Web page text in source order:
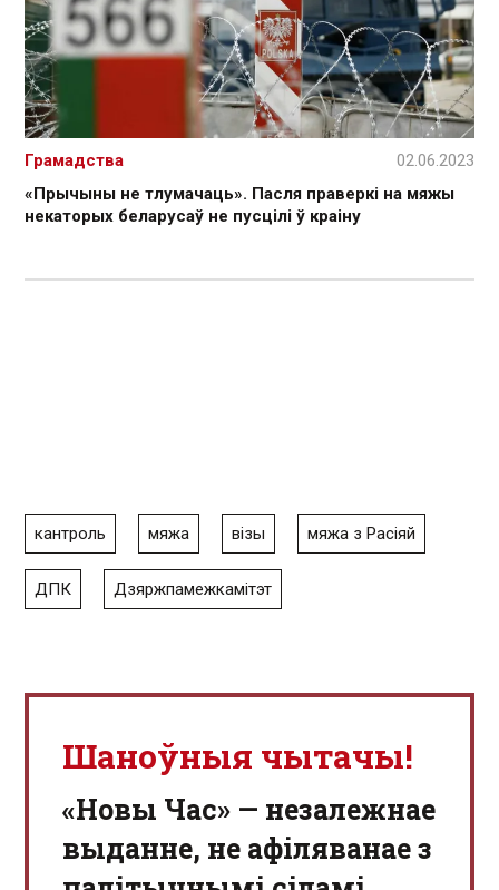
«Прычыны не тлумачаць». Пасля праверкі на мяжы
некаторых беларусаў не пусцілі ў краіну
Грамадства 02.06.2023
кантроль мяжа візы мяжа з Расіяй
ДПК Дзяржпамежкамітэт
Шаноўныя чытачы!
«Новы Час» — незалежнае
выданне, не афіляванае з